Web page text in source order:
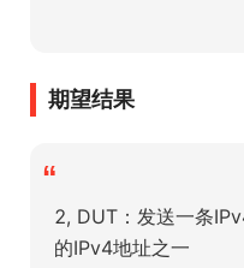
期望结果
“
2, DUT：发送一条
的IPv4地址之一